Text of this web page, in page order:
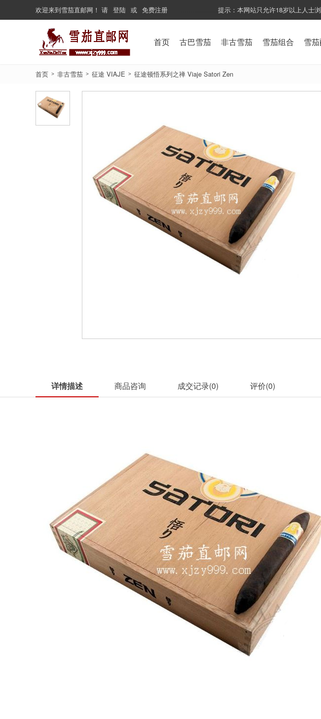
欢迎来到雪茄直邮网 ！ 请 登陆 或 免费注册 提示：本网站只允许18岁以上人士
首页 古巴雪茄 非古雪茄 雪茄组合 雪
首页 > 非古雪茄 > 征途 VIAJE > 征途顿悟系列之禅 Viaje Satori Zen
详情描述 商品咨询 成交记录(0) 评价(0)